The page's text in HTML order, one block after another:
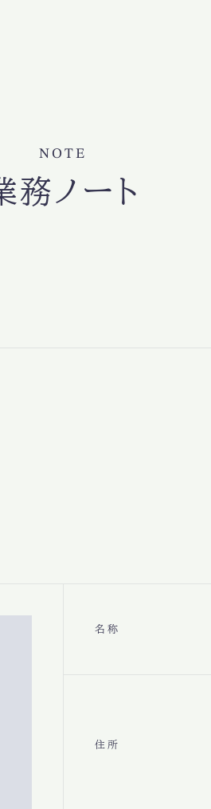
NOTE
務ノート
名称
住所